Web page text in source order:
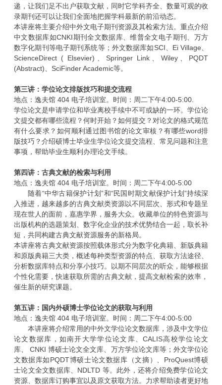
递，让我们足不出户获取文献，同时它学科齐全、数量可观的收
录期刊还可以让我们全面地把握学科最新的前沿动态。
本讲座将主要介绍中外文电子期刊资源及其检索方法。重点介绍
中文数据库如CNKI期刊全文数据库、维普全文电子期刊、万方
数字化期刊等电子期刊系统等；外文数据库如SCI Ei Village
ScienceDirect ( Elsevier)
Springer Link Wiley、 PQDT
(Abstract)
SciFinder Academic等。
第三讲：学位论文排版技巧和提交流程
地点：逸夫馆 404 电子培训室。时间：周二下午4:00-5:00.
学位论文是申请学位和毕业离校手续中不可或缺的一环。学位论
文提交都有哪些流程？何时开始？如何提交？对论文的格式规范
有什么要求？如何顺利通过图书馆的论文审核？有哪些word排
版技巧？介绍硕博士毕业生学位论文提交流程、常见问题和注意
事项，帮助毕业生顺利办理论文手续。
第四讲：古典文献的检索与利用
地点：逸夫馆 404 电子培训室。时间：周二下午4:00-5:00
随着“中华古籍保护计划”和“民国时期文献保护计划”持续深
入推进，越来越多的古典文献类资源以不同层次、形式和专题呈
现在世人的面前，嘉惠学界，服务大众。收藏单位的特色资源与
出版机构的选题策划、数字化企业的技术优势结合一起，取长补
短，共同构建古典文献资源服务的新格局。
本讲座将古典文献资源按照载体形式分为数字化典籍、新版典籍
和原版典籍三大类，概述每种类型资源的特点、获取方法途径、
分析数据库特点和分享小技巧。以期不同层次的听众，能够根据
个性化需要，快速获取所需的古典文献，提高文献检索的效率，
催生新的研究课题。
第五讲：国内外硕博士学位论文的获取与利用
地点：逸夫馆 404 电子培训室。时间：周二下午4:00-5:00
本讲座将介绍常用的中外文学位论文数据库，涉及中文学位
论文数据库，如南开大学学位论文库、CALIS高校学位论文
库、
CNKI博硕士论文全文库、万方学位论文库等；外文学位论
文数据库如PQDT博硕士论文数据库（文摘）、 ProQuest博硕
士论文全文数据库、 NDLTD 等。此外，还将介绍免费学位论文
资源、数据库订购事宜以及原文获取方法。力求帮助读者更好地